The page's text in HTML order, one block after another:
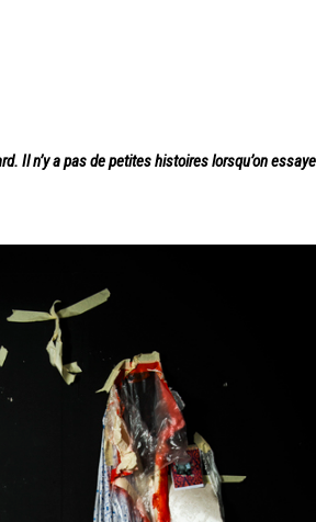
Il n’y a pas de petites histoires lorsqu’on